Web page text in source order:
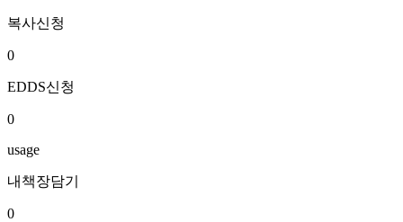
복사신청
0
EDDS신청
0
usage
내책장담기
0